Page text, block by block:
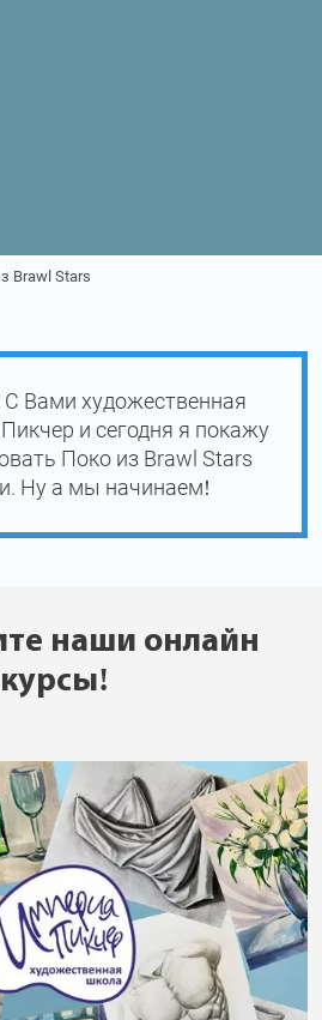
Brawl Stars
Вами художественная
и сегодня я покажу
Поко из Brawl Stars
Ну а мы начинаем!
наши онлайн
курсы!